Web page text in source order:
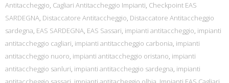
Antitaccheggio, Cagliari Antitaccheggio Impianti, Checkpoint EAS
SARDEGNA, Distaccatore Antitaccheggio, Distaccatore Antitaccheggio
sardegna, EAS SARDEGNA, EAS Sassari, impianti antitaccheggio, impianti
antitaccheggio cagliari, impianti antitaccheggio carbonia, impianti
antitaccheggio nuoro, impianti antitaccheggio oristano, impianti
antitaccheggio sanluri, impianti antitaccheggio sardegna, impianti